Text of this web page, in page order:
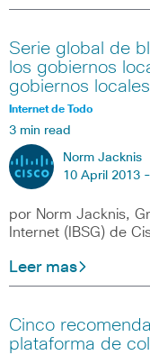
Serie global de
los gobiernos
gobiernos locales
Internet de Todo
3 min read
Norm Jacknis
10 April 2013 -
por Norm Jacknis,
Internet (IBSG) de
Leer mas
Cinco
plataforma de